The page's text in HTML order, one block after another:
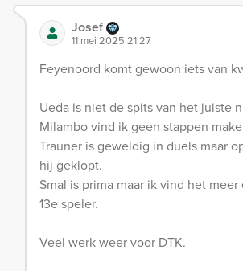
Josef
11 mei 2025 21:27
Feyenoord komt gewoon iets van
Ueda is niet de spits van het juiste
Milambo vind ik geen stappen
Trauner is geweldig in duels maar
hij geklopt.
Smal is prima maar ik vind het meer
13e speler.
Veel werk weer voor DTK.